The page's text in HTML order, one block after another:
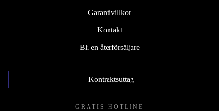
Garantivillkor
Kontakt
Bli en återförsäljare
Kontraktsuttag
GRATIS HOTLINE